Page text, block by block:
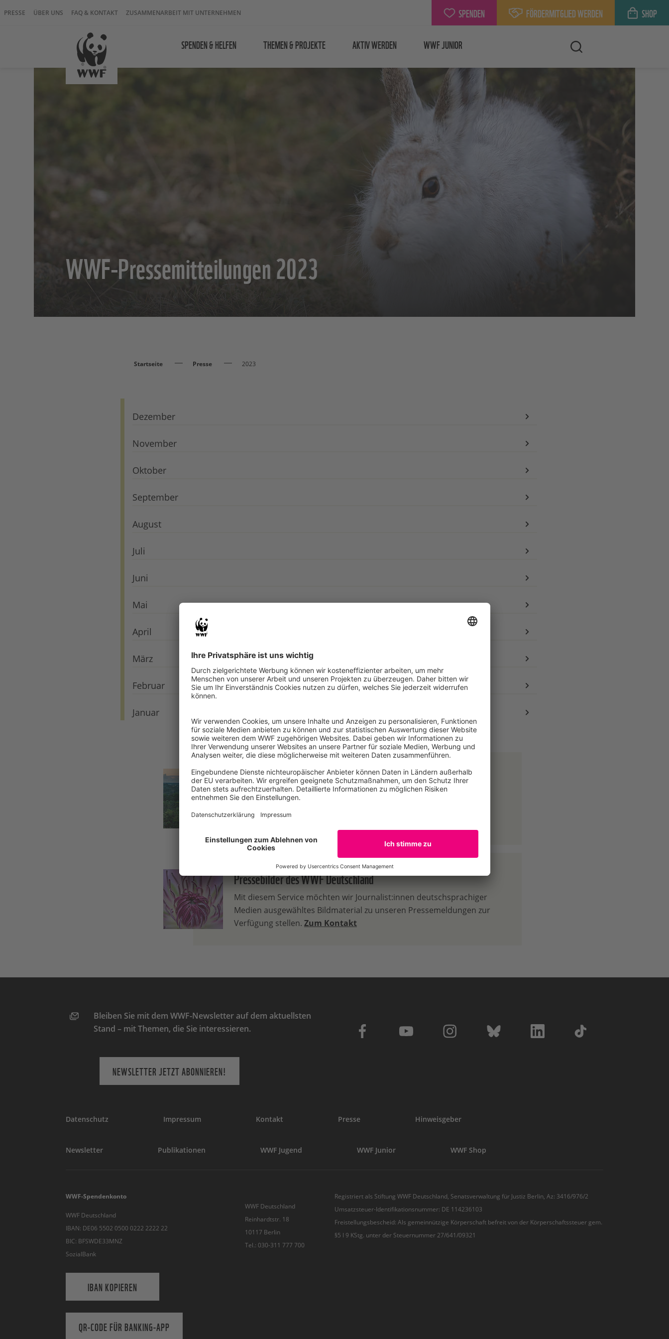
PRESSE ÜBER UNS FAQ & KONTAKT ZUSAMMENARBEIT MIT UNTERNEHMEN SPENDEN FÖRDERMITGLIED WERDEN SHOP
SPENDEN & HELFEN THEMEN & PROJEKTE AKTIV WERDEN WWF JUNIOR
WWF-Pressemitteilungen 2023
Startseite Presse 2023
Dezember
November
Oktober
September
August
Juli
Juni
Mai
April
März
Februar
Januar
Kontakt WWF-Pressestelle
Journalist:innen und Redaktionen können sich gerne per E-Mail oder
Pressebilder des WWF Deutschland
Mit diesem Service möchten wir Journalist:innen deutschsprachiger
Medien ausgewähltes Bildmaterial zu unseren Pressemeldungen zur
Verfügung stellen. Zum Kontakt
Bleiben Sie mit dem WWF-Newsletter auf dem aktuellsten
Stand – mit Themen, die Sie interessieren.
NEWSLETTER JETZT ABONNIEREN!
Datenschutz Impressum Kontakt Presse Hinweisgeber
Newsletter Publikationen WWF Jugend WWF Junior WWF Shop
WWF-Spendenkonto
WWF Deutschland
IBAN: DE06 5502 0500 0222 2222 22
BIC: BFSWDE33MNZ
SozialBank
IBAN KOPIEREN
QR-CODE FÜR BANKING-APP
WWF Deutschland
Reinhardtstr. 18
10117 Berlin
Tel.: 030-311 777 700
Registriert als Stiftung WWF Deutschland, Senatsverwaltung für Justiz Berlin, Az: 3416/976/2
Umsatzsteuer-Identifikationsnummer: DE 114236103
Freistellungsbescheid: Als gemeinnützige Körperschaft befreit von der Körperschaftssteuer gem.
§5 I 9 KStg. unter der Steuernummer 27/641/09321